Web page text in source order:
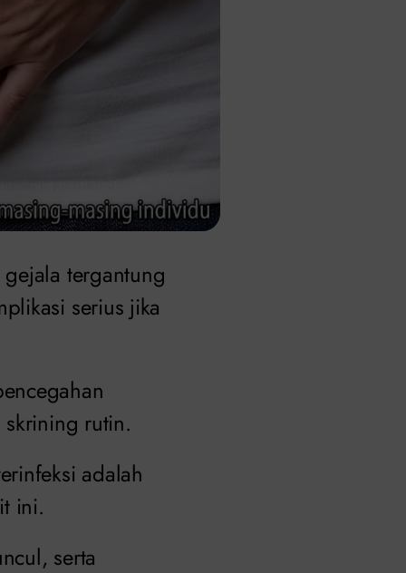
tergantung
serius jika
rutin.
adalah
ini.
serta